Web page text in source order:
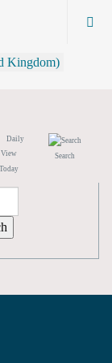
Today
Search